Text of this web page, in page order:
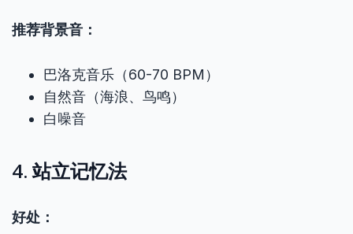
推荐背景音：
巴洛克音乐（60-70 BPM）
自然音（海浪、鸟鸣）
白噪音
4. 站立记忆法
好处：